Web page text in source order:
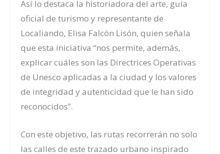
Así lo destaca la historiadora del arte, guía
oficial de turismo y representante de
Localiando, Elisa Falcón Lisón, quien señala
que esta iniciativa “nos permite, además,
explicar cuáles son las Directrices Operativas
de Unesco aplicadas a la ciudad y los valores
de integridad y autenticidad que le han sido
reconocidos”.
Con este objetivo, las rutas recorrerán no solo
las calles de este trazado urbano inspirado